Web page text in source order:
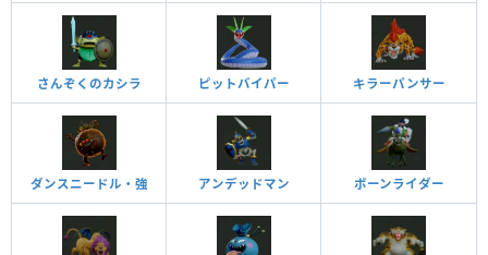
さんぞくのカシラ ピットバイパー キラーパンサー
ダンスニードル・強 アンデッドマン ボーンライダー